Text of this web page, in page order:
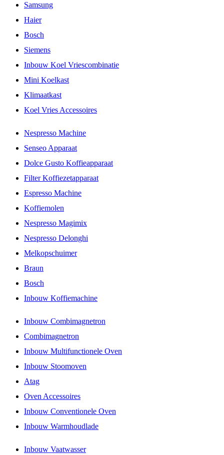
Samsung
Haier
Bosch
Siemens
Inbouw Koel Vriescombinatie
Mini Koelkast
Klimaatkast
Koel Vries Accessoires
Nespresso Machine
Senseo Apparaat
Dolce Gusto Koffieapparaat
Filter Koffiezetapparaat
Espresso Machine
Koffiemolen
Nespresso Magimix
Nespresso Delonghi
Melkopschuimer
Braun
Bosch
Inbouw Koffiemachine
Inbouw Combimagnetron
Combimagnetron
Inbouw Multifunctionele Oven
Inbouw Stoomoven
Atag
Oven Accessoires
Inbouw Conventionele Oven
Inbouw Warmhoudlade
Inbouw Vaatwasser